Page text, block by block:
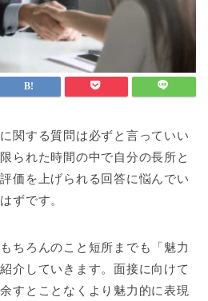
関する質問は必ずと言っていい
られた時間の中で自分の長所と
価を上げられる回答に悩んでい
ずです。
ちろんのこと短所までも「魅力
介していきます。面接に向けて
すとことなくより魅力的に表現